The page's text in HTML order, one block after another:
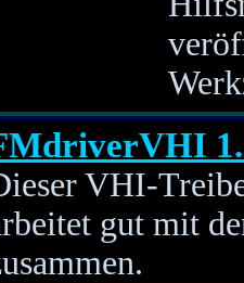
VHI-
gut mit